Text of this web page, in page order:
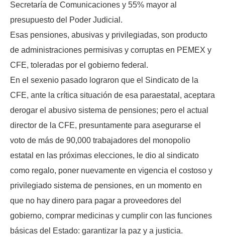
Secretaría de Comunicaciones y 55% mayor al
presupuesto del Poder Judicial.
Esas pensiones, abusivas y privilegiadas, son producto
de administraciones permisivas y corruptas en PEMEX y
CFE, toleradas por el gobierno federal.
En el sexenio pasado lograron que el Sindicato de la
CFE, ante la crítica situación de esa paraestatal, aceptara
derogar el abusivo sistema de pensiones; pero el actual
director de la CFE, presuntamente para asegurarse el
voto de más de 90,000 trabajadores del monopolio
estatal en las próximas elecciones, le dio al sindicato
como regalo, poner nuevamente en vigencia el costoso y
privilegiado sistema de pensiones, en un momento en
que no hay dinero para pagar a proveedores del
gobierno, comprar medicinas y cumplir con las funciones
básicas del Estado: garantizar la paz y a justicia.